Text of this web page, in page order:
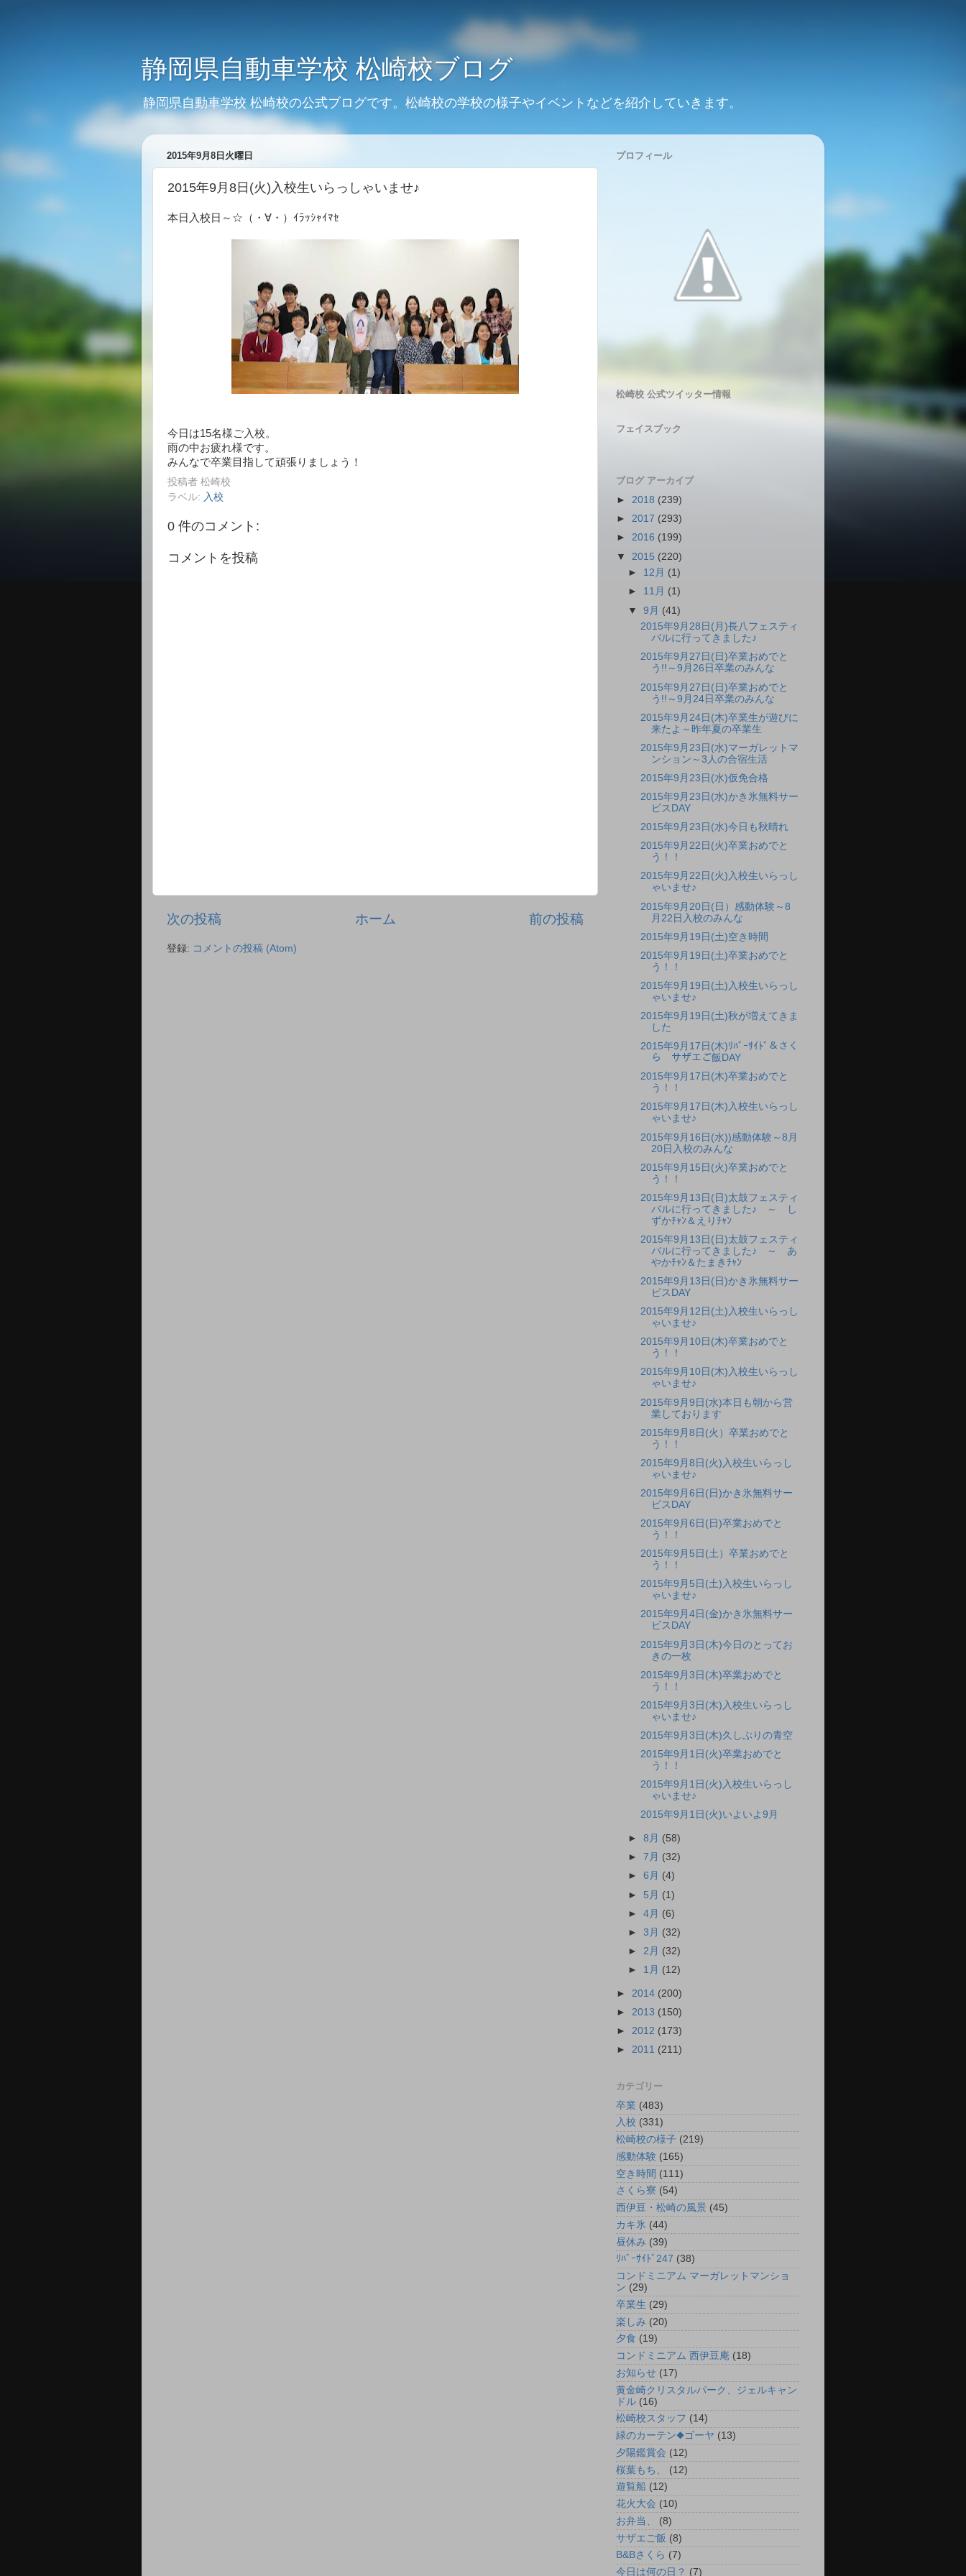
静岡県自動車学校 松崎校ブログ
静岡県自動車学校 松崎校の公式ブログです。松崎校の学校の様子やイベントなどを紹介していきます。
2015年9月8日火曜日
2015年9月8日(火)入校生いらっしゃいませ♪
本日入校日～☆（・∀・）ｲﾗｯｼｬｲﾏｾ
今日は15名様ご入校。
雨の中お疲れ様です。
みんなで卒業目指して頑張りましょう！
投稿者 松崎校
ラベル: 入校
0 件のコメント:
コメントを投稿
次の投稿 前の投稿
ホーム
登録: コメントの投稿 (Atom)
プロフィール
松崎校 公式ツイッター情報
フェイスブック
ブログ アーカイブ
► 2018 (239)
► 2017 (293)
► 2016 (199)
▼ 2015 (220)
► 12月 (1)
► 11月 (1)
▼9月 (41)
2015年9月28日(月)長八フェスティ
バルに行ってきました♪
2015年9月27日(日)卒業おめでと
う!!～9月26日卒業のみんな
2015年9月27日(日)卒業おめでと
う!!～9月24日卒業のみんな
2015年9月24日(木)卒業生が遊びに
来たよ～昨年夏の卒業生
2015年9月23日(水)マーガレットマ
ンション～3人の合宿生活
2015年9月23日(水)仮免合格
2015年9月23日(水)かき氷無料サー
ビスDAY
2015年9月23日(水)今日も秋晴れ
2015年9月22日(火)卒業おめでと
う！！
2015年9月22日(火)入校生いらっし
ゃいませ♪
2015年9月20日(日）感動体験～8
月22日入校のみんな
2015年9月19日(土)空き時間
2015年9月19日(土)卒業おめでと
う！！
2015年9月19日(土)入校生いらっし
ゃいませ♪
2015年9月19日(土)秋が増えてきま
した
2015年9月17日(木)ﾘﾊﾞｰｻｲﾄﾞ＆さく
ら サザエご飯DAY
2015年9月17日(木)卒業おめでと
う！！
2015年9月17日(木)入校生いらっし
ゃいませ♪
2015年9月16日(水))感動体験～8月
20日入校のみんな
2015年9月15日(火)卒業おめでと
う！！
2015年9月13日(日)太鼓フェスティ
バルに行ってきました♪ ～ し
ずかﾁｬﾝ＆えりﾁｬﾝ
2015年9月13日(日)太鼓フェスティ
バルに行ってきました♪ ～ あ
やかﾁｬﾝ＆たまきﾁｬﾝ
2015年9月13日(日)かき氷無料サー
ビスDAY
2015年9月12日(土)入校生いらっし
ゃいませ♪
2015年9月10日(木)卒業おめでと
う！！
2015年9月10日(木)入校生いらっし
ゃいませ♪
2015年9月9日(水)本日も朝から営
業しております
2015年9月8日(火）卒業おめでと
う！！
2015年9月8日(火)入校生いらっし
ゃいませ♪
2015年9月6日(日)かき氷無料サー
ビスDAY
2015年9月6日(日)卒業おめでと
う！！
2015年9月5日(土）卒業おめでと
う！！
2015年9月5日(土)入校生いらっし
ゃいませ♪
2015年9月4日(金)かき氷無料サー
ビスDAY
2015年9月3日(木)今日のとってお
きの一枚
2015年9月3日(木)卒業おめでと
う！！
2015年9月3日(木)入校生いらっし
ゃいませ♪
2015年9月3日(木)久しぶりの青空
2015年9月1日(火)卒業おめでと
う！！
2015年9月1日(火)入校生いらっし
ゃいませ♪
2015年9月1日(火)いよいよ9月
►8月 (58)
►7月 (32)
►6月 (4)
► 5月 (1)
►4月 (6)
►3月 (32)
► 2月 (32)
► 1月 (12)
► 2014 (200)
► 2013 (150)
► 2012 (173)
► 2011 (211)
カテゴリー
卒業 (483)
入校 (331)
松崎校の様子 (219)
感動体験 (165)
空き時間 (111)
さくら寮 (54)
西伊豆・松崎の風景 (45)
カキ氷 (44)
昼休み (39)
ﾘﾊﾞｰｻｲﾄﾞ247 (38)
コンドミニアム マーガレットマンショ
ン (29)
卒業生 (29)
楽しみ (20)
夕食 (19)
コンドミニアム 西伊豆庵 (18)
お知らせ (17)
黄金崎クリスタルパーク、ジェルキャン
ドル (16)
松崎校スタッフ (14)
緑のカーテン◆ゴーヤ (13)
夕陽鑑賞会 (12)
桜葉もち、
(12)
遊覧船 (12)
花火大会 (10)
お弁当、
(8)
サザエご飯 (8)
B&Bさくら (7)
今日は何の日？ (7)